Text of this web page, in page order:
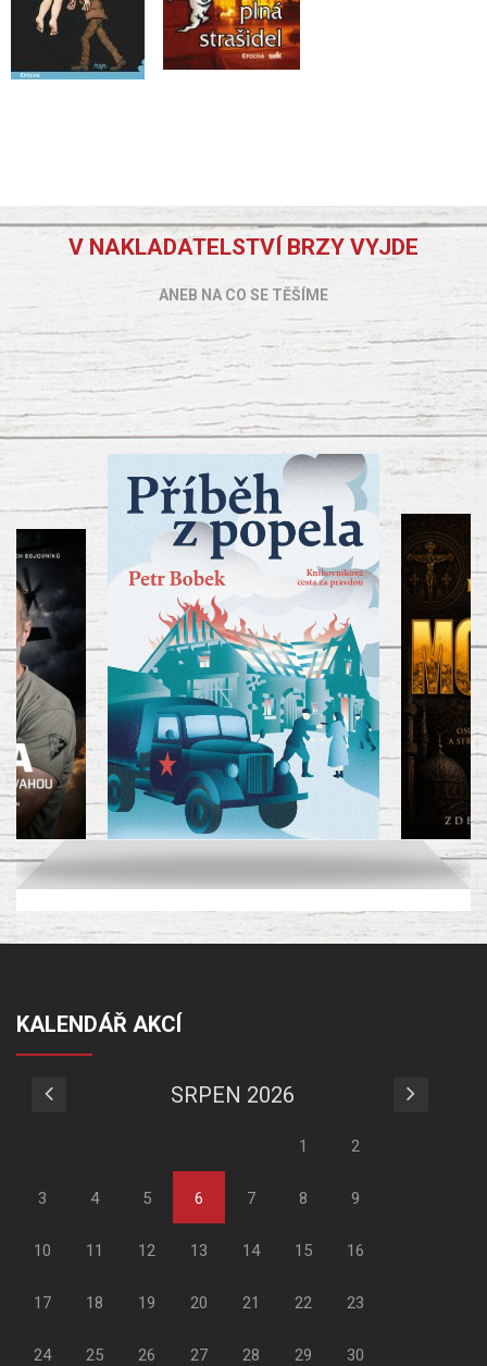
V NAKLADATELSTVÍ BRZY VYJDE
ANEB NA CO SE TĚŠÍME
KALENDÁŘ AKCÍ
SRPEN 2026
1 2
3 4 5 6 7 8 9
10 11 12 13 14 15 16
17 18 19 20 21 22 23
24 25 26 27 28 29 30